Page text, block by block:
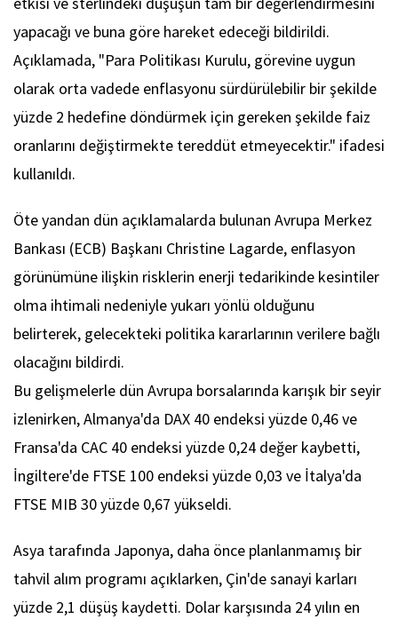
yapacağı ve buna göre hareket edeceği bildirildi.
Açıklamada, "Para Politikası Kurulu, görevine uygun
olarak orta vadede enflasyonu sürdürülebilir bir şekilde
yüzde 2 hedefine döndürmek için gereken şekilde faiz
oranlarını değiştirmekte tereddüt etmeyecektir." ifadesi
kullanıldı.
Öte yandan dün açıklamalarda bulunan Avrupa Merkez
Bankası (ECB) Başkanı Christine Lagarde, enflasyon
görünümüne ilişkin risklerin enerji tedarikinde kesintiler
olma ihtimali nedeniyle yukarı yönlü olduğunu
belirterek, gelecekteki politika kararlarının verilere bağlı
olacağını bildirdi.
Bu gelişmelerle dün Avrupa borsalarında karışık bir seyir
izlenirken, Almanya'da DAX 40 endeksi yüzde 0,46 ve
Fransa'da CAC 40 endeksi yüzde 0,24 değer kaybetti,
İngiltere'de FTSE 100 endeksi yüzde 0,03 ve İtalya'da
FTSE MIB 30 yüzde 0,67 yükseldi.
Asya tarafında Japonya, daha önce planlanmamış bir
tahvil alım programı açıklarken, Çin'de sanayi karları
yüzde 2,1 düşüş kaydetti. Dolar karşısında 24 yılın en